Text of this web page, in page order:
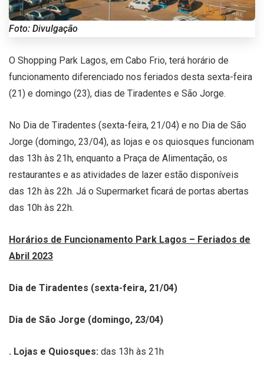
Foto: Divulgação
O Shopping Park Lagos, em Cabo Frio, terá horário de
funcionamento diferenciado nos feriados desta sexta-feira
(21) e domingo (23), dias de Tiradentes e São Jorge.
No Dia de Tiradentes (sexta-feira, 21/04) e no Dia de São
Jorge (domingo, 23/04), as lojas e os quiosques funcionam
das 13h às 21h, enquanto a Praça de Alimentação, os
restaurantes e as atividades de lazer estão disponíveis
das 12h às 22h. Já o Supermarket ficará de portas abertas
das 10h às 22h.
Horários de Funcionamento Park Lagos – Feriados de
Abril 2023
Dia de Tiradentes (sexta-feira, 21/04)
Dia de São Jorge (domingo, 23/04)
. Lojas e Quiosques: das 13h às 21h